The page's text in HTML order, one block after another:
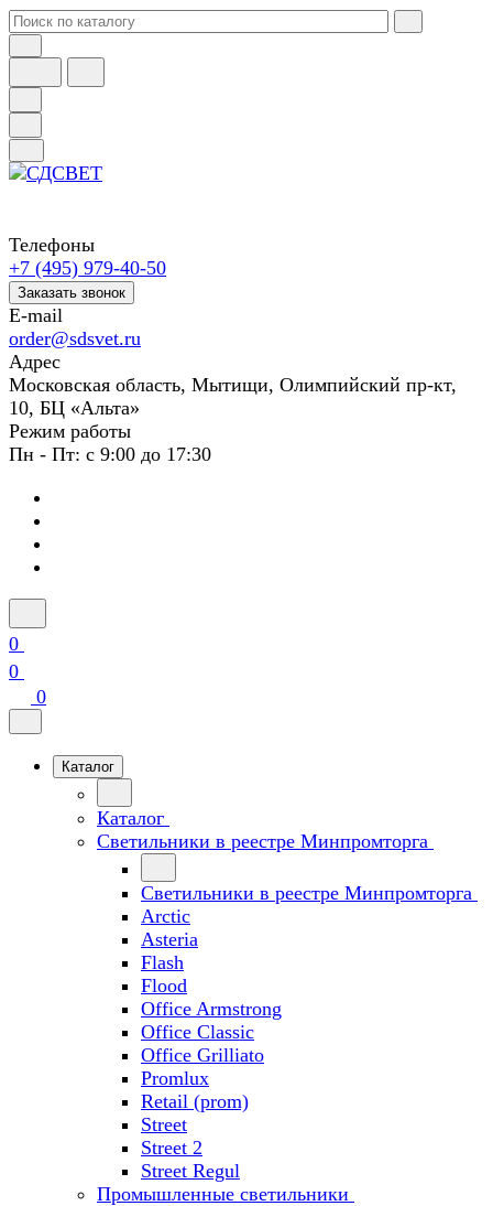
Телефоны
+7 (495) 979-40-50
Заказать звонок
E-mail
order@sdsvet.ru
Адрес
Московская область, Мытищи, Олимпийский пр-кт,
10, БЦ «Альта»
Режим работы
Пн - Пт: с 9:00 до 17:30
0
0
0
Каталог
Каталог
Светильники в реестре Минпромторга
Светильники в реестре Минпромторга
Arctic
Asteria
Flash
Flood
Office Armstrong
Office Classic
Office Grilliato
Promlux
Retail (prom)
Street
Street 2
Street Regul
Промышленные светильники